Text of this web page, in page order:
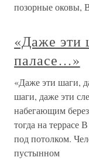
позорные оковы,
«Даже эти
паласе…»
«Даже эти шаги,
шаги, даже эти
набегающим
тогда на террасе
под потолком.
пустынном